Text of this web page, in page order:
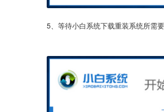
5、等待小白系统下载重装系统所需